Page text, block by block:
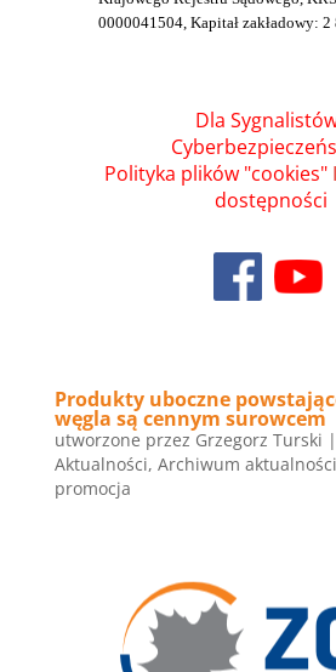
0000041504, Kapitał zakładowy: 2
Dla
Polityka plików "cookies" I
dostępności
Produkty uboczne
węgla są cennym surowcem
utworzone przez Grzegorz Turski |
Aktualności, Archiwum aktualności
promocja